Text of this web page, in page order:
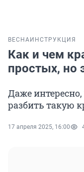
ВЕСНА ИНСТРУКЦИЯ
Как и чем
простых, но
Даже
разбить такую
17 апреля 2025, 16:00